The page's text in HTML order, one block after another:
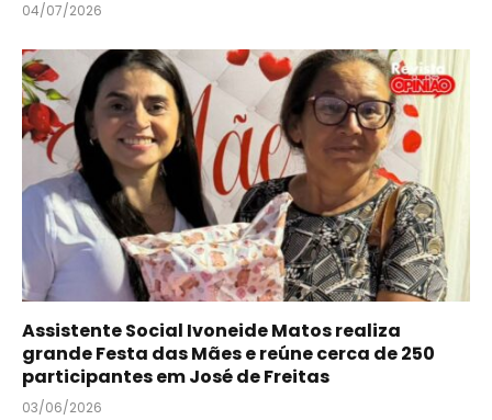
04/07/2026
Assistente Social Ivoneide Matos realiza
grande Festa das Mães e reúne cerca de 250
participantes em José de Freitas
03/06/2026